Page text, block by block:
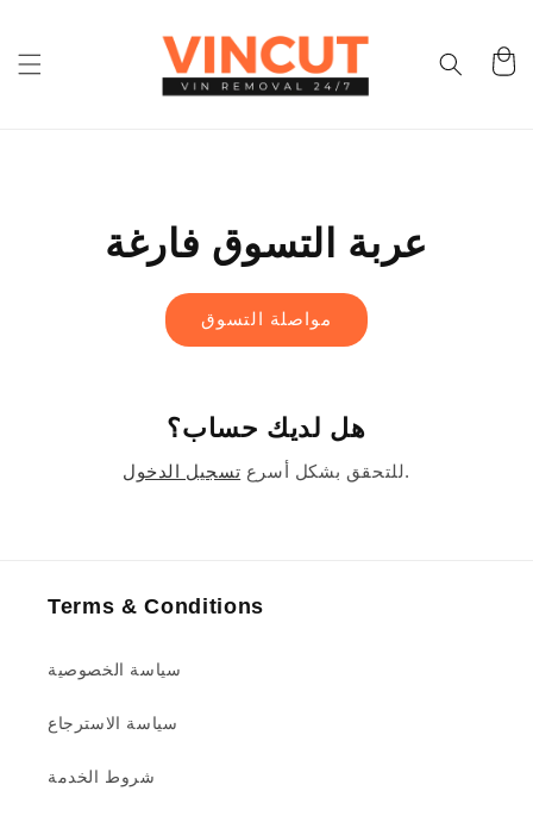
عربة
التسوق
عربة التسوق فارغة
مواصلة التسوق
هل لديك حساب؟
تسجيل الدخول للتحقق بشكل أسرع.
Terms & Conditions
سياسة الخصوصية
سياسة الاسترجاع
شروط الخدمة